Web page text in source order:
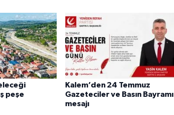
peşe
Kalem’den 24 Temmuz
Gazeteciler ve Basın Bayramı
mesajı